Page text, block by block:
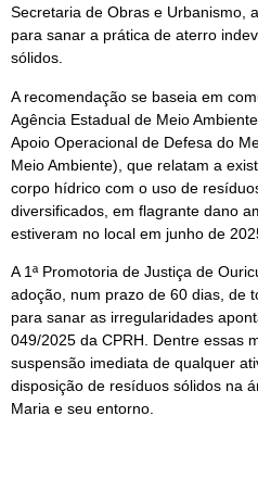
Secretaria de Obras e Urbanismo,
para sanar a prática de aterro
sólidos.
A recomendação se baseia em
Agência Estadual de Meio
Apoio Operacional de Defesa do
Meio Ambiente), que relatam a
corpo hídrico com o uso de
diversificados, em flagrante dano
estiveram no local em junho de
A 1ª Promotoria de Justiça de
adoção, num prazo de 60 dias, de
para sanar as irregularidades
049/2025 da CPRH. Dentre essas
suspensão imediata de qualquer
disposição de resíduos sólidos na
Maria e seu entorno.